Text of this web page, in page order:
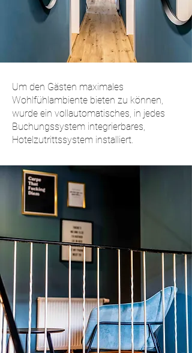
Um den Gästen maximales
Wohlfühlambiente bieten zu können,
wurde ein vollautomatisches, in jedes
Buchungssystem integrierbares,
Hotelzutrittssystem installiert.